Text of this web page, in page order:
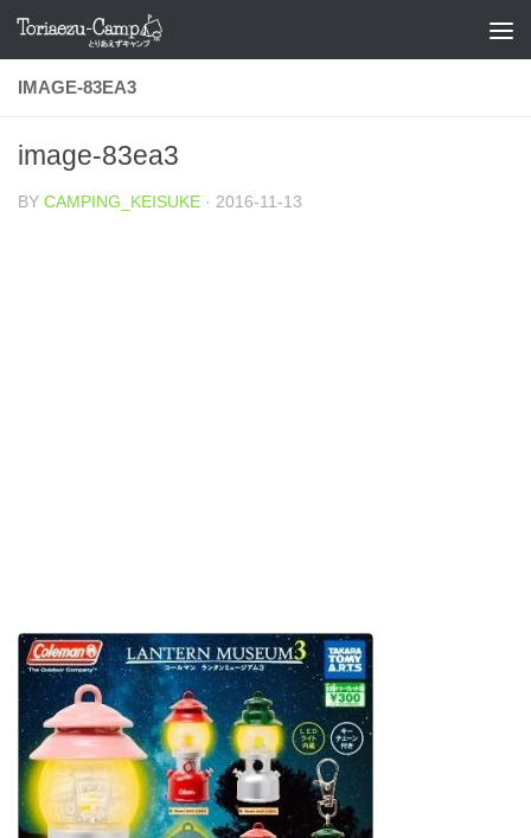
コンテンツへスキップ
IMAGE-83EA3
image-83ea3
BY CAMPING_KEISUKE · 2016-11-13